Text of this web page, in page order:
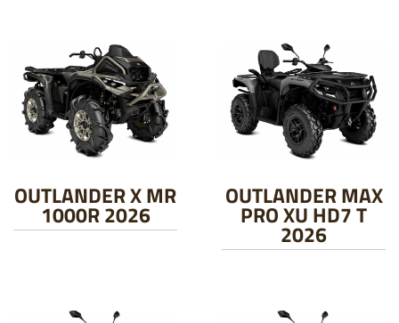
OUTLANDER X MR
1000R 2026
OUTLANDER MAX
PRO XU HD7 T
2026